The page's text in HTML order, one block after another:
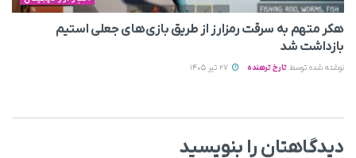
هکر متهم به سرقت رمزارز از طریق بازی‌های جعلی استیم
بازداشت شد
نوشته شده توسط تارخ ترهنده
دیدگاهتان را بنویسید